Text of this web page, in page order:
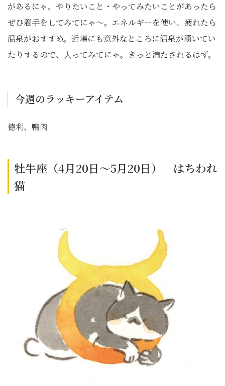
があるにゃ。やりたいこと・やってみたいことがあったら
ぜひ着手をしてみてにゃ～。エネルギーを使い、疲れたら
温泉がおすすめ。近場にも意外なところに温泉が湧いてい
たりするので、入ってみてにゃ。きっと満たされるはず。
今週のラッキーアイテム
徳利、鴨肉
牡牛座（4月20日～5月20日） はちわれ
猫